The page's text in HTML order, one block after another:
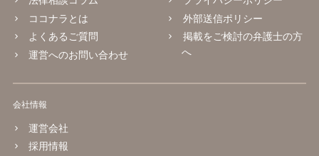
ココナラとは
よくあるご質問
運営へのお問い合わせ
外部送信ポリシー
掲載をご検討の弁護士の方
へ
会社情報
運営会社
採用情報